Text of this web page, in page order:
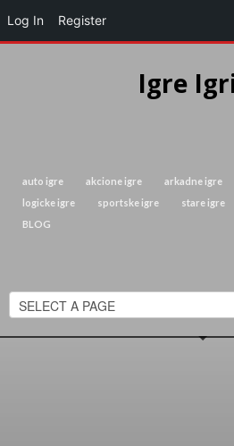
Igre
auto igre akcione igre arkadne igre
logicke igre
sportske igre stare igre
BLOG
Log In Register